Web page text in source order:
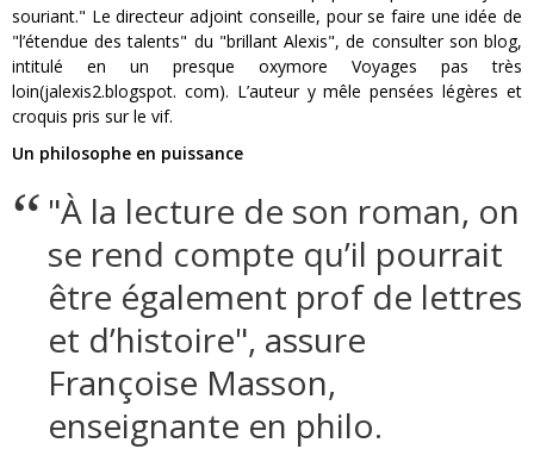
souriant." Le directeur adjoint conseille, pour se faire une idée de
"l’étendue des talents" du "brillant Alexis", de consulter son blog,
intitulé en un presque oxymore Voyages pas très
loin(jalexis2.blogspot. com). L’auteur y mêle pensées légères et
croquis pris sur le vif.
Un philosophe en puissance
"À la lecture de son roman, on
se rend compte qu’il pourrait
être également prof de lettres
et d’histoire", assure
Françoise Masson,
enseignante en philo.